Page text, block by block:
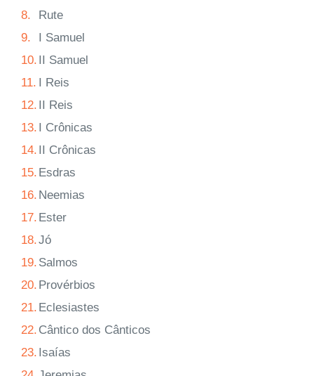
8.
Rute
9.
I Samuel
10. II Samuel
11. I Reis
12. II Reis
13. I Crônicas
14. II Crônicas
15. Esdras
16. Neemias
17. Ester
18.Jó
19. Salmos
20. Provérbios
21. Eclesiastes
22. Cântico dos Cânticos
23. Isaías